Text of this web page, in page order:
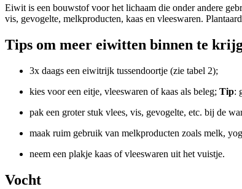
Eiwit is een bouwstof voor het lichaam die onder andere
vis, gevogelte, melkproducten, kaas en vleeswaren.
Tips om meer eiwitten binnen te
3x daags een eiwitrijk tussendoortje (zie tabel 2);
kies voor een eitje, vleeswaren of kaas als beleg; Tip:
pak een groter stuk vlees, vis, gevogelte, etc. bij de
maak ruim gebruik van melkproducten zoals melk,
neem een plakje kaas of vleeswaren uit het vuistje.
Vocht